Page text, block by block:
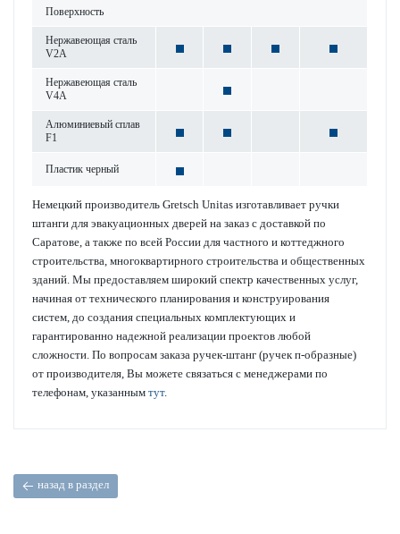
Пове­рхность
Нерж­а­в­еющая сталь
V2A
Нерж­а­в­еющая сталь
V4A
Алюминиевый сплав
F1
Пла­стик черный
Немецкий производитель Gretsch Unitas изготавливает ручки
штанги для эвакуационных дверей на заказ с доставкой по
Саратове, а также по всей России для частного и коттеджного
строительства, многоквартирного строительства и общественных
зданий. Мы предоставляем широкий спектр качественных услуг,
начиная от технического планирования и конструирования
систем, до создания специальных комплектующих и
гарантированно надежной реализации проектов любой
сложности. По вопросам заказа ручек-штанг (ручек п-образные)
от производителя, Вы можете связаться с менеджерами по
телефонам, указанным тут.
назад в раздел